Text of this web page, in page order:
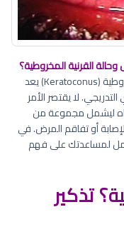
القرنية المخروطية؟
إن فهم عوامل الخطورة المرتبطة بالقرنية المخروطية (Keratoconus) يعد
لا يقتصر الأمر
ليشمل مجموعة من
الإصابة أو تفاقم المرض. في
لمساعدتك على فهم
تذكير